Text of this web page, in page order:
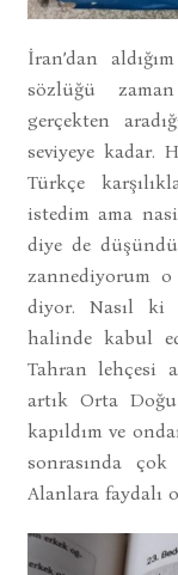
İran’dan
sözlüğü
gerçekten
seviyeye kadar.
Türkçe
istedim ama
diye de
zannediyorum
diyor. Nasıl ki
halinde kabul
Tahran lehçesi
artık Orta
kapıldım ve
sonrasında
Alanlara faydalı